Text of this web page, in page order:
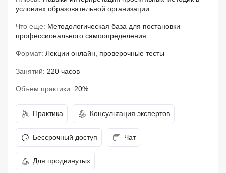
условиях образовательной организации
Что еще: Методологическая база для постановки
профессионального самоопределения
Формат: Лекции онлайн, проверочные тесты
Занятий: 220 часов
Объем практики: 20%
Практика Консультация экспертов
Бессрочный доступ Чат
Для продвинутых